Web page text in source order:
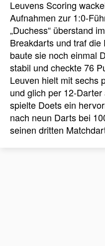
Leuvens Scoring
Aufnahmen zur 1:0-
„Duchess“ überstand
Breakdarts und traf
baute sie noch einmal
stabil und checkte 76
Leuven hielt mit sechs
und glich per 12-
spielte Doets ein
nach neun Darts bei
seinen dritten